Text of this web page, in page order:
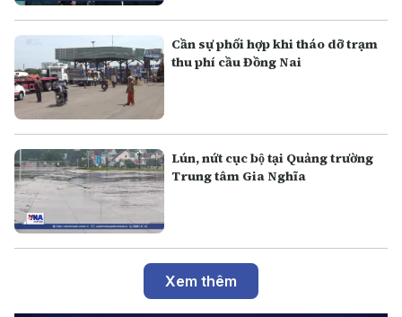
Cần sự phối hợp khi tháo dỡ trạm
thu phí cầu Đồng Nai
Lún, nứt cục bộ tại Quảng trường
Trung tâm Gia Nghĩa
Xem thêm